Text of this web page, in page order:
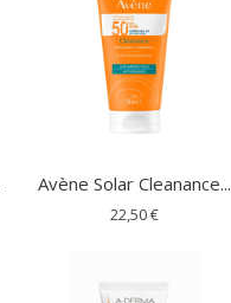
Avène Solar Cleanance...
22,50 €